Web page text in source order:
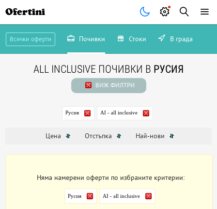
Ofertini
Всички оферти Почивки Стоки В града
ALL INCLUSIVE ПОЧИВКИ В РУСИЯ
ВИЖ ФИЛТРИ
Русия AI - all inclusive
Цена Отстъпка Най-нови
Няма намерени оферти по избраните критерии:
Русия AI - all inclusive